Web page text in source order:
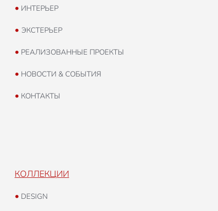
• ИНТЕРЬЕР
• ЭКСТЕРЬЕР
• РЕАЛИЗОВАННЫЕ ПРОЕКТЫ
• НОВОСТИ & СОБЫТИЯ
• КОНТАКТЫ
КОЛЛЕКЦИИ
• DESIGN